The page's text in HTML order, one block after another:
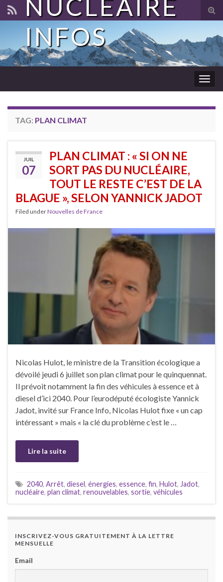
NUCLÉAIRE
INFOS
TAG: PLAN CLIMAT
JUIL
07
PLAN CLIMAT : « SI ON NE
SORT PAS DU NUCLÉAIRE,
TOUT LE RESTE C’EST DE LA
BLAGUE », SELON YANNICK JADOT
Filed underNouvelles de France
Nicolas Hulot, le ministre de la Transition écologique a
dévoilé jeudi 6 juillet son plan climat pour le quinquennat.
Il prévoit notamment la fin des véhicules à essence et à
diesel d’ici 2040. Pour l’eurodéputé écologiste Yannick
Jadot, invité sur France Info, Nicolas Hulot fixe « un cap
intéressant » mais « la clé du problème c’est le …
Lire la suite
2040, Arrêt, diesel, énergies, essence, fin, Hulot, Jadot,
nucléaire, plan climat, renouvelables, sortie, véhicules
INSCRIVEZ-VOUS GRATUITEMENT À LA LETTRE
MENSUELLE
Email